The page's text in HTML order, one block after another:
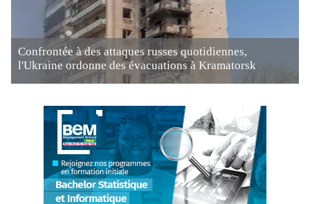
Confrontée à des attaques russes quotidiennes,
l'Ukraine ordonne des évacuations à Kramatorsk